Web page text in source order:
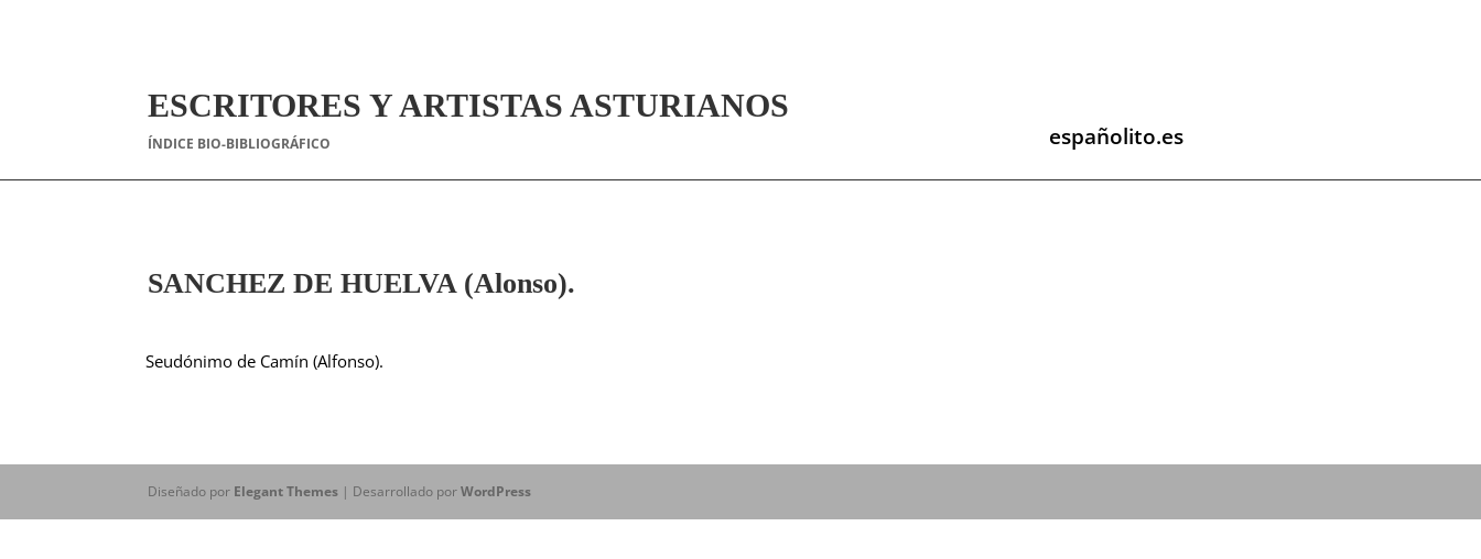
ESCRITORES Y ARTISTAS ASTURIANOS
ÍNDICE BIO-BIBLIOGRÁFICO españolito.es
SANCHEZ DE HUELVA (Alonso).
Seudónimo de Camín (Alfonso).
Diseñado por Elegant Themes | Desarrollado porWordPress